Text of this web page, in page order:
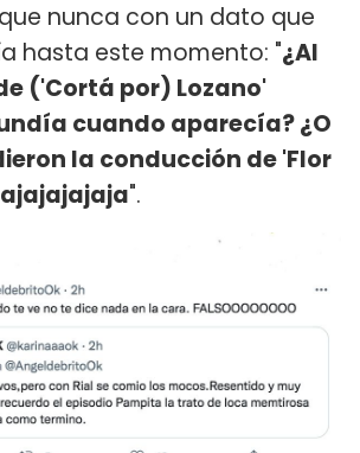
nunca con un dato que
hasta este momento: "¿Al
('Cortá por) Lozano'
cuando aparecía? ¿O
la conducción de 'Flor
".